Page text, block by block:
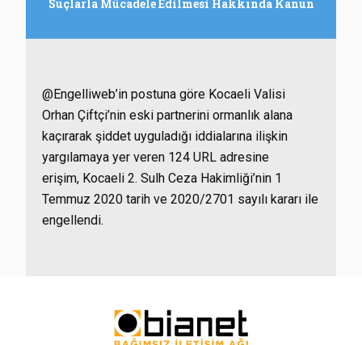
Suçlarla Mücadele Edilmesi Hakkında Kanun
@Engelliweb’in postuna göre Kocaeli Valisi
Orhan Çiftçi’nin eski partnerini ormanlık alana
kaçırarak şiddet uyguladığı iddialarına ilişkin
yargılamaya yer veren 124 URL adresine
erişim, Kocaeli 2. Sulh Ceza Hakimliği’nin 1
Temmuz 2020 tarih ve 2020/2701 sayılı kararı ile
engellendi.